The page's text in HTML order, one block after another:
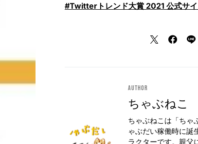
#Twitterトレンド大賞 2021 公式サイ
Author
ちゃぶねこ
ちゃぶねこは「ちゃ
ゃぶだい稼働時に誕
ラクターです。親父